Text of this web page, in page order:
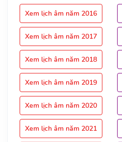
Xem lịch âm năm 2016
Xem lịch âm năm 2017
Xem lịch âm năm 2018
Xem lịch âm năm 2019
Xem lịch âm năm 2020
Xem lịch âm năm 2021